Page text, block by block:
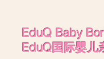
EduQ Baby
EduQ国际婴儿